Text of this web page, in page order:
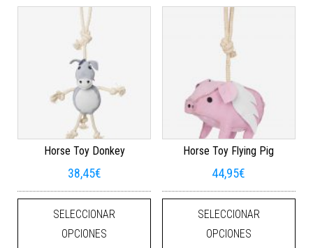
Horse Toy Donkey
38,45€
SELECCIONAR
OPCIONES
Este producto tiene múltiples
Horse Toy Flying Pig
44,95€
SELECCIONAR
OPCIONES